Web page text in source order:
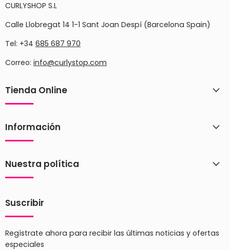
CURLYSHOP S.L
Calle Llobregat 14 1-1 Sant Joan Despí (Barcelona Spain)
Tel: +34 685 687 970
Correo: info@curlystop.com
Tienda Online
Información
Nuestra política
Suscribir
Regístrate ahora para recibir las últimas noticias y ofertas
especiales